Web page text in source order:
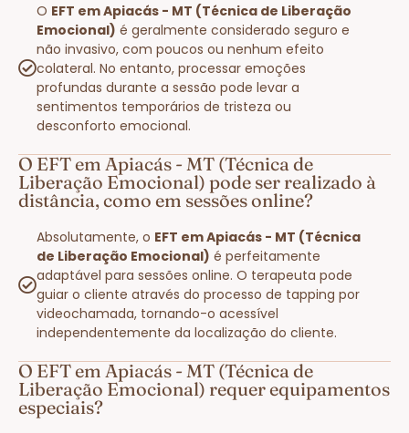
O EFT em Apiacás - MT (Técnica de Liberação
Emocional) é geralmente considerado seguro e
não invasivo, com poucos ou nenhum efeito
colateral. No entanto, processar emoções
profundas durante a sessão pode levar a
sentimentos temporários de tristeza ou
desconforto emocional.
O EFT em Apiacás - MT (Técnica de
Liberação Emocional) pode ser realizado à
distância, como em sessões online?
Absolutamente, o EFT em Apiacás - MT (Técnica
de Liberação Emocional) é perfeitamente
adaptável para sessões online. O terapeuta pode
guiar o cliente através do processo de tapping por
videochamada, tornando-o acessível
independentemente da localização do cliente.
O EFT em Apiacás - MT (Técnica de
Liberação Emocional) requer equipamentos
especiais?